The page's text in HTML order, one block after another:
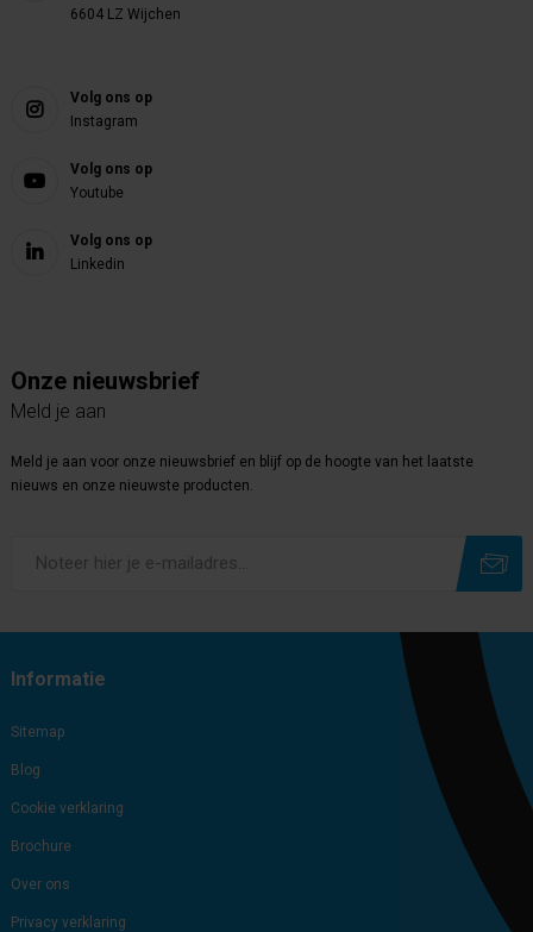
6604 LZ Wijchen
Volg ons op
Instagram
Volg ons op
Youtube
Volg ons op
Linkedin
Onze nieuwsbrief
Meld je aan
Meld je aan voor onze nieuwsbrief en blijf op de hoogte van het laatste
nieuws en onze nieuwste producten.
Informatie
Sitemap
Blog
Cookie verklaring
Brochure
Over ons
Privacy verklaring